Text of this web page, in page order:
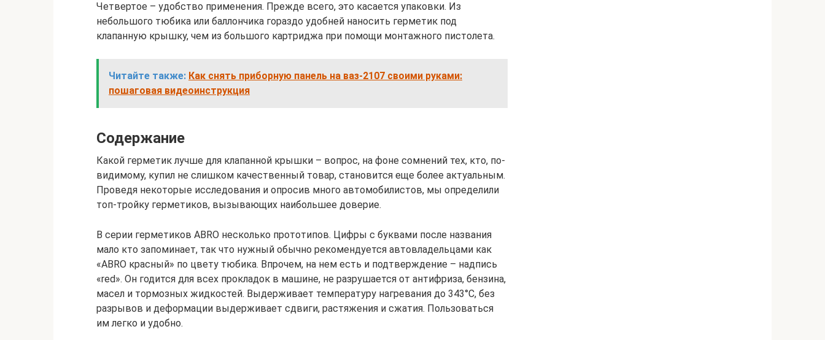
Четвертое – удобство применения. Прежде всего, это касается упаковки. Из
небольшого тюбика или баллончика гораздо удобней наносить герметик под
клапанную крышку, чем из большого картриджа при помощи монтажного пистолета.
Читайте также: Как снять приборную панель на ваз-2107 своими руками:
пошаговая видеоинструкция
Содержание
Какой герметик лучше для клапанной крышки – вопрос, на фоне сомнений тех, кто, по-
видимому, купил не слишком качественный товар, становится еще более актуальным.
Проведя некоторые исследования и опросив много автомобилистов, мы определили
топ-тройку герметиков, вызывающих наибольшее доверие.
В серии герметиков ABRO несколько прототипов. Цифры с буквами после названия
мало кто запоминает, так что нужный обычно рекомендуется автовладельцами как
«ABRO красный» по цвету тюбика. Впрочем, на нем есть и подтверждение – надпись
«red». Он годится для всех прокладок в машине, не разрушается от антифриза, бензина,
масел и тормозных жидкостей. Выдерживает температуру нагревания до 343°C, без
разрывов и деформации выдерживает сдвиги, растяжения и сжатия. Пользоваться
им легко и удобно.